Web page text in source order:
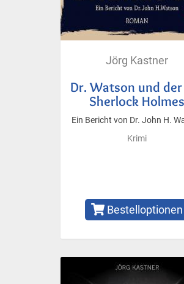
Jörg Kastner
Dr. Watson und der
Sherlock Holmes
Ein Bericht von Dr. John H.
Krimi
Bestelloptionen